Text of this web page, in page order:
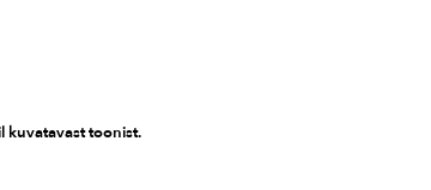
kuvatavast toonist.